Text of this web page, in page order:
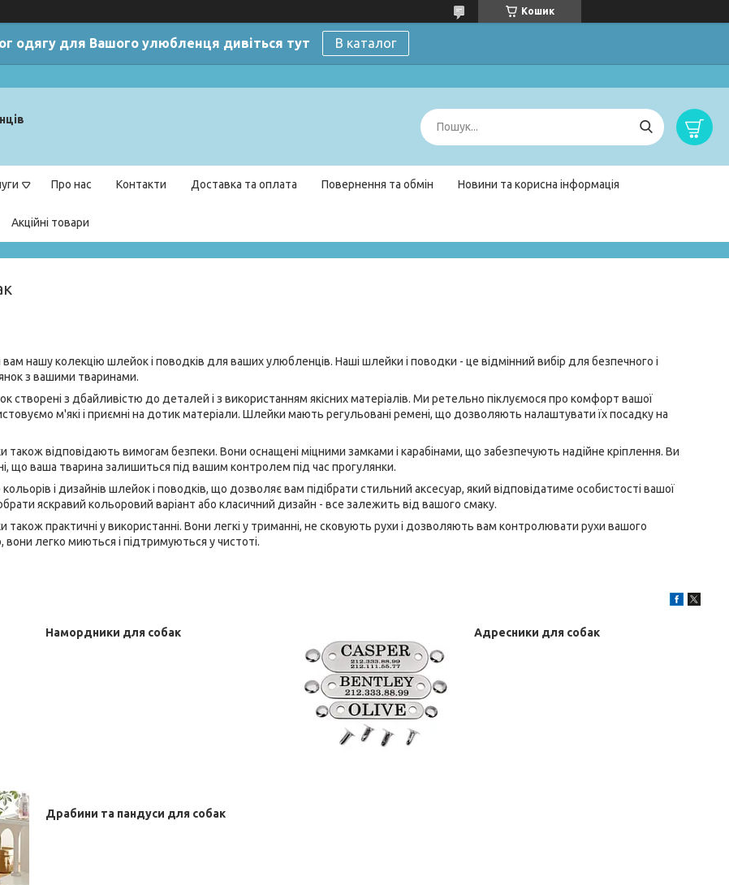
Кошик
одягу для Вашого улюбленця дивіться тут В каталог
Про нас Контакти Доставка та оплата Повернення та обмін Новини та корисна інформація
Акційні товари
нашу колекцію шлейок і поводків для ваших улюбленців. Наші шлейки і поводки - це відмінний вибір для безпечного і
з вашими тваринами.
створені з дбайливістю до деталей і з використанням якісних матеріалів. Ми ретельно піклуємося про комфорт вашої
м'які і приємні на дотик матеріали. Шлейки мають регульовані ремені, що дозволяють налаштувати їх посадку на
також відповідають вимогам безпеки. Вони оснащені міцними замками і карабінами, що забезпечують надійне кріплення. Ви
що ваша тварина залишиться під вашим контролем під час прогулянки.
і дизайнів шлейок і поводків, що дозволяє вам підібрати стильний аксесуар, який відповідатиме особистості вашої
яскравий кольоровий варіант або класичний дизайн - все залежить від вашого смаку.
також практичні у використанні. Вони легкі у триманні, не сковують рухи і дозволяють вам контролювати рухи вашого
вони легко миються і підтримуються у чистоті.
Намордники для собак Адресники для собак
Драбини та пандуси для собак